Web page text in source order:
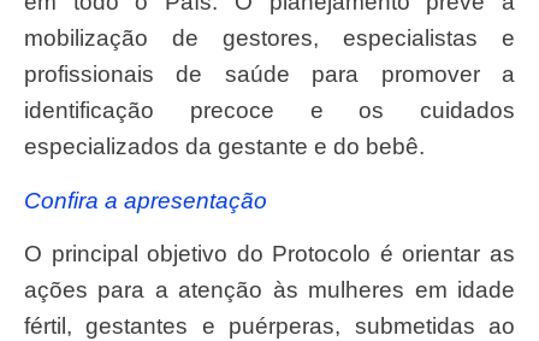
mobilização de gestores, especialistas e
profissionais de saúde para promover a
identificação precoce e os cuidados
especializados da gestante e do bebê.
Confira a apresentação
O principal objetivo do Protocolo é orientar as
ações para a atenção às mulheres em idade
fértil, gestantes e puérperas, submetidas ao